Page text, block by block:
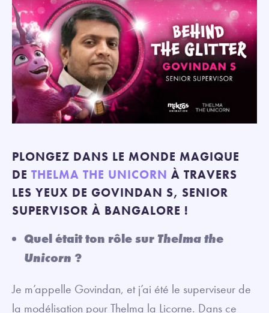
PLONGEZ DANS LE MONDE MAGIQUE
DE THELMA THE UNICORN À TRAVERS
LES YEUX DE GOVINDAN S, SENIOR
SUPERVISOR À BANGALORE !
Quel était ton rôle surThelma the
Unicorn ?
Je m’appelle Govindan, et j’ai été le superviseur de
la modélisation pour Thelma la Licorne. Dans ce